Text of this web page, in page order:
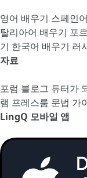
영어 배우기 스페인
탈리아어 배우기 포
기 한국어 배우기 러
자료
포럼 블로그 튜터가
램 프레스룸 문법 가
LingQ 모바일 앱